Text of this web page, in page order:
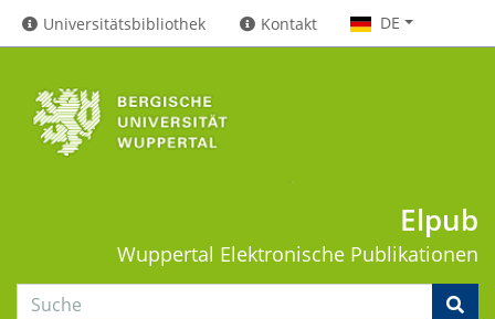
Universitätsbibliothek Kontakt DE
Elpub
Wuppertal Elektronische Publikationen